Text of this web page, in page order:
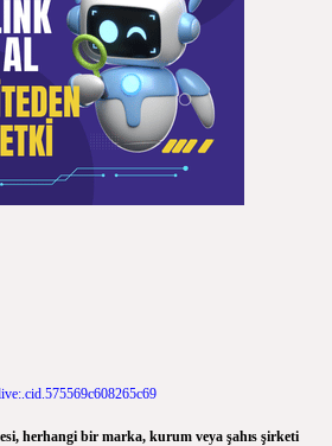
herhangi bir marka, kurum veya şahıs şirketi